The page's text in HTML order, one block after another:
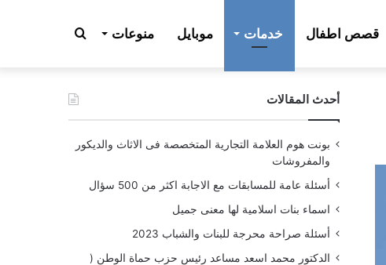
قصص اطفال خدمات موبايل منوعات بحث
عن أحدث المقالات
بونت هوم العلامة التجارية المتخصصة فى الاثاث والديكور
والمفروشات
أسئلة عامة للمسابقات مع الاجابة اكثر من 500 سؤال
اسماء بنات اسلامية لها معنى جميل
أسئلة صراحة محرجة للبنات والشباب 2023
الدكتور محمد اسعد مساعد رئيس حزب حماة الوطن (